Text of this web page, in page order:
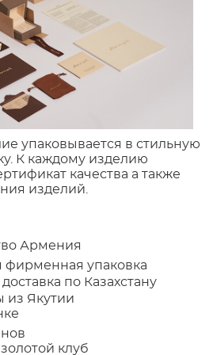
упаковывается в стильную
К каждому изделию
качества а также
изделий.
Армения
фирменная упаковка
по Казахстану
из Якутии
клуб